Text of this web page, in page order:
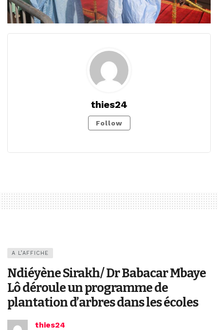
thies24
Follow
A L’AFFICHE
Ndiéyène Sirakh/ Dr Babacar Mbaye
Lô déroule un programme de
plantation d’arbres dans les écoles
thies24